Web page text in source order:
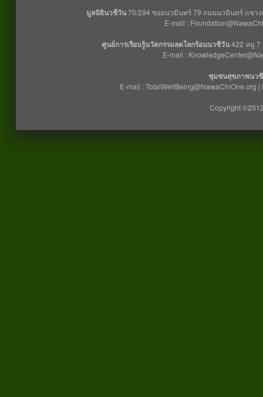
มูลนิธินวชีวัน70/294 ซอยนวมินทร์ 79 ถนนนวมินทร์ แขวง
E-mail :
ศูนย์การเรียนรู้นวัตกรรมลดโลกร้อนนวชีวัน422 หมู่ 7
E-mail :
ชุมชนสุขภาพนว
E-mail :
Copyright